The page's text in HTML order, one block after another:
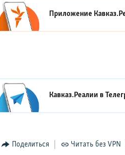
Приложение
Кавказ.Реалии в
Поделиться Читать без VPN